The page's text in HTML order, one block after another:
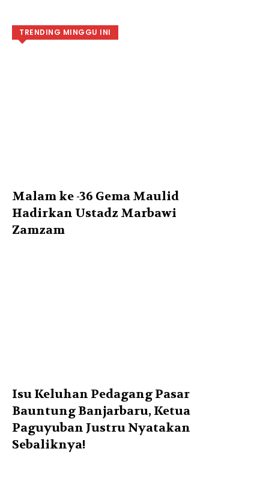
TRENDING MINGGU INI
Malam ke -36 Gema Maulid
Hadirkan Ustadz Marbawi
Zamzam
Isu Keluhan Pedagang Pasar
Bauntung Banjarbaru, Ketua
Paguyuban Justru Nyatakan
Sebaliknya!